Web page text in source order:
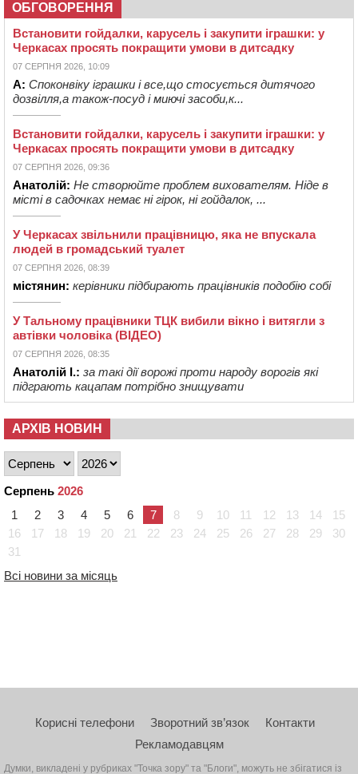
ОБГОВОРЕННЯ
Встановити гойдалки, карусель і закупити іграшки: у
Черкасах просять покращити умови в дитсадку
07 СЕРПНЯ 2026, 10:09
А: Споконвіку іграшки і все,що стосується дитячого
дозвілля,а також-посуд і миючі засоби,к...
Встановити гойдалки, карусель і закупити іграшки: у
Черкасах просять покращити умови в дитсадку
07 СЕРПНЯ 2026, 09:36
Анатолій: Не створюйте проблем вихователям. Ніде в
місті в садочках немає ні гірок, ні гойдалок, ...
У Черкасах звільнили працівницю, яка не впускала
людей в громадський туалет
07 СЕРПНЯ 2026, 08:39
містянин: керівники підбирають працівників подобію собі
У Тальному працівники ТЦК вибили вікно і витягли з
автівки чоловіка (ВІДЕО)
07 СЕРПНЯ 2026, 08:35
Анатолій І.: за такі дії ворожі проти народу ворогів які
підграють кацапам потрібно знищувати
АРХІВ НОВИН
Серпень 2026
1
2 3 4 5 6 7 8 9 10 11 12 13 14
15
16
17 18 19 20 21 22 23 24 25 26 27 28 29
30
31
Всі новини за місяць
Корисні телефони Зворотний зв’язок
Контакти
Рекламодавцям
Думки, викладені у рубриках "Точка зору" та "Блоги", можуть не збігатися із